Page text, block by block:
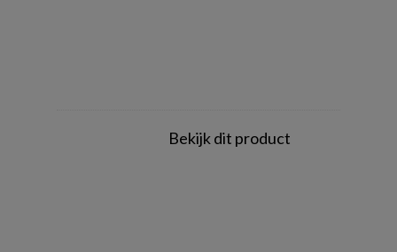
Bekijk dit product